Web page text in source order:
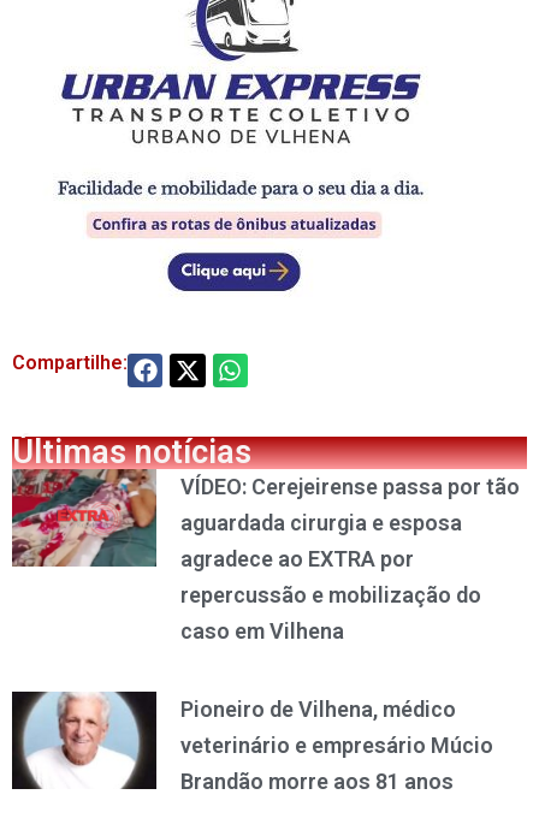
Compartilhe:
Últimas notícias
VÍDEO: Cerejeirense passa por tão
aguardada cirurgia e esposa
agradece ao EXTRA por
repercussão e mobilização do
caso em Vilhena
Pioneiro de Vilhena, médico
veterinário e empresário Múcio
Brandão morre aos 81 anos